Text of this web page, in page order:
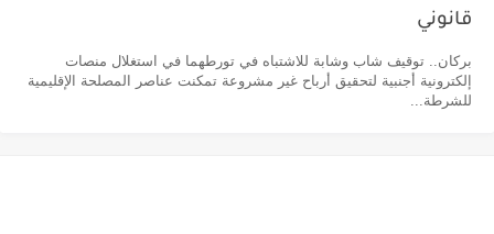
قانوني
بركان.. توقيف شاب وشابة للاشتباه في تورطهما في استغلال منصات
إلكترونية أجنبية لتحقيق أرباح غير مشروعة تمكنت عناصر المصلحة الإقليمية
للشرطة...